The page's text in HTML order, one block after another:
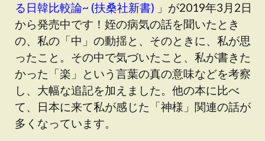
る日韓比較論~ (扶桑社新書) 」が2019年3月2日
から発売中です！姪の病気の話を聞いたとき
の、私の「中」の動揺と、そのときに、私が思
ったこと。その中で気づいたこと、私が書きた
かった「楽」という言葉の真の意味などを考察
し、大幅な追記を加えました。他の本に比べ
て、日本に来て私が感じた「神様」関連の話が
多くなっています。